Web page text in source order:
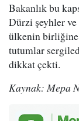
Bakanlık bu
Dürzi şeyhler
ülkenin birliğine
tutumlar
dikkat çekti.
Kaynak: Mepa